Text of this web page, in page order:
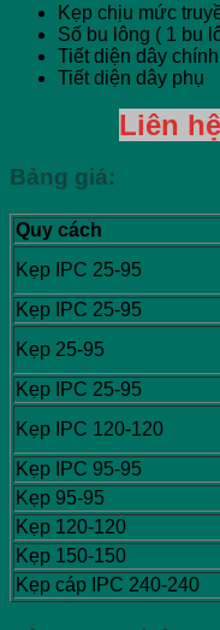
Kẹp chịu mức
Số bu lông ( 1 bu
Tiết diện dây chính
Tiết diện dây phụ
Liên
Bảng giá:
Quy cách
Kẹp IPC 25-95
Kẹp IPC 25-95
Kẹp 25-95
Kẹp IPC 25-95
Kẹp IPC 120-120
Kẹp IPC 95-95
Kẹp 95-95
Kẹp 120-120
Kẹp 150-150
Kẹp cáp IPC 240-240